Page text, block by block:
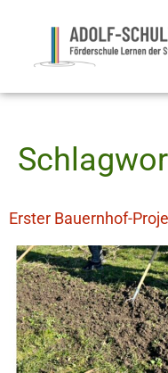
Erster Bauernhof-